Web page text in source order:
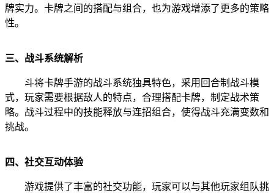
牌实力。卡牌之间的搭配与组合，也为游戏增添了更多的策略
性。
三、战斗系统解析
斗将卡牌手游的战斗系统独具特色，采用回合制战斗模
式，玩家需要根据敌人的特点，合理搭配卡牌，制定战术策
略。战斗过程中的技能释放与连招组合，使得战斗充满变数和
挑战。
四、社交互动体验
游戏提供了丰富的社交功能，玩家可以与其他玩家组队挑